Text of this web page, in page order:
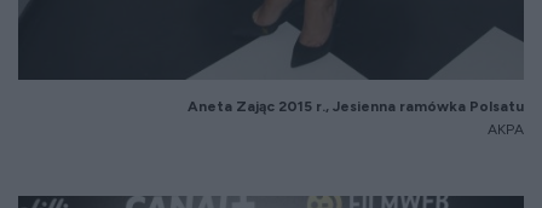
Aneta Zając 2015 r., Jesienna ramówka Polsatu
AKPA